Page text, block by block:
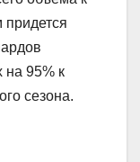
придется
на 95% к
сезона.